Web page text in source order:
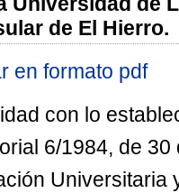
de El Hierro.
en formato pdf
con lo
6/1984, de
Universitaria